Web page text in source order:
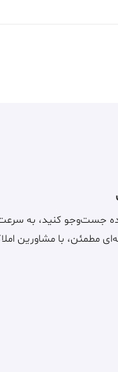
جست‌وجو کنید، به
مطمئن، با مشاورین